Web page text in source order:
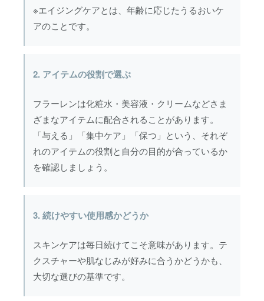
※エイジングケアとは、年齢に応じたうるおいケ
アのことです。
2. アイテムの役割で選ぶ
フラーレンは化粧水・美容液・クリームなどさま
ざまなアイテムに配合されることがあります。
「与える」「集中ケア」「保つ」という、それぞ
れのアイテムの役割と自分の目的が合っているか
を確認しましょう。
3. 続けやすい使用感かどうか
スキンケアは毎日続けてこそ意味があります。テ
クスチャーや肌なじみが好みに合うかどうかも、
大切な選びの基準です。